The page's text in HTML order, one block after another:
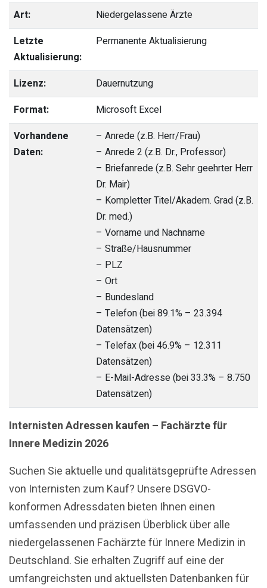
Art:
Niedergelassene Ärzte
Letzte
Aktualisierung:
Permanente Aktualisierung
Lizenz:
Dauernutzung
Format:
Microsoft Excel
Vorhandene
Daten:
– Anrede (z.B. Herr/Frau)
– Anrede 2 (z.B. Dr., Professor)
– Briefanrede (z.B. Sehr geehrter Herr
Dr. Mair)
– Kompletter Titel/Akadem. Grad (z.B.
Dr. med.)
– Vorname und Nachname
– Straße/Hausnummer
– PLZ
– Ort
– Bundesland
– Telefon (bei 89.1% – 23.394
Datensätzen)
– Telefax (bei 46.9% – 12.311
Datensätzen)
– E-Mail-Adresse (bei 33.3% – 8.750
Datensätzen)
Internisten Adressen kaufen – Fachärzte für
Innere Medizin 2026
Suchen Sie aktuelle und qualitätsgeprüfte Adressen
von Internisten zum Kauf? Unsere DSGVO-
konformen Adressdaten bieten Ihnen einen
umfassenden und präzisen Überblick über alle
niedergelassenen Fachärzte für Innere Medizin in
Deutschland. Sie erhalten Zugriff auf eine der
umfangreichsten und aktuellsten Datenbanken für